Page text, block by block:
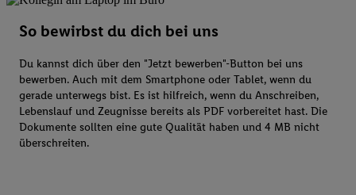
So bewirbst du dich bei uns
Du kannst dich über den "Jetzt bewerben"-Button bei uns
bewerben. Auch mit dem Smartphone oder Tablet, wenn du
gerade unterwegs bist. Es ist hilfreich, wenn du Anschreiben,
Lebenslauf und Zeugnisse bereits als PDF vorbereitet hast. Die
Dokumente sollten eine gute Qualität haben und 4 MB nicht
überschreiten.